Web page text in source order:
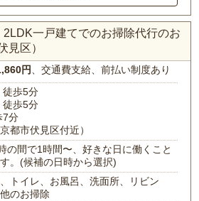
一戸建てでのお掃除代行のお
見区）
円、交通費支給、前払い制度あり
徒歩5分
徒歩5分
7分
都市伏見区付近）
の間で1時間〜、好きな日に働くこと
。(候補の日時から選択)
トイレ、お風呂、洗面所、リビン
のお掃除